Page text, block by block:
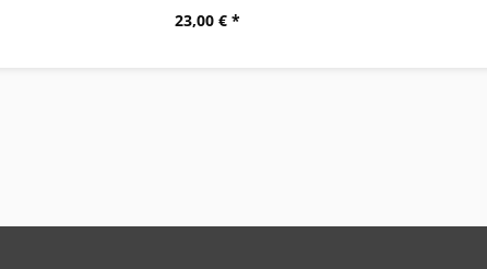
23,00 € *